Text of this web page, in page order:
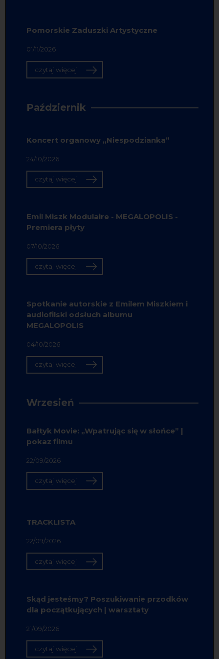
Pomorskie Zaduszki Artystyczne
01/11/2026
czytaj więcej
Październik
Koncert organowy „Niespodzianka”
24/10/2026
czytaj więcej
Emil Miszk Modulaire - MEGALOPOLIS -
Premiera płyty
07/10/2026
czytaj więcej
Spotkanie autorskie z Emilem Miszkiem i
audiofilski odsłuch albumu
MEGALOPOLIS
04/10/2026
czytaj więcej
Wrzesień
Bałtyk Movie: „Wpatrując się w słońce” |
pokaz filmu
22/09/2026
czytaj więcej
TRACKLISTA
22/09/2026
czytaj więcej
Skąd jesteśmy? Poszukiwanie przodków
dla początkujących | warsztaty
21/09/2026
czytaj więcej